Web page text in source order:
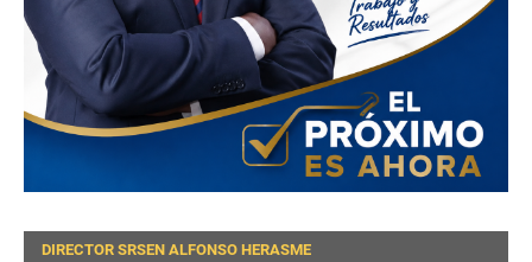
DIRECTOR SRSEN ALFONSO HERASME